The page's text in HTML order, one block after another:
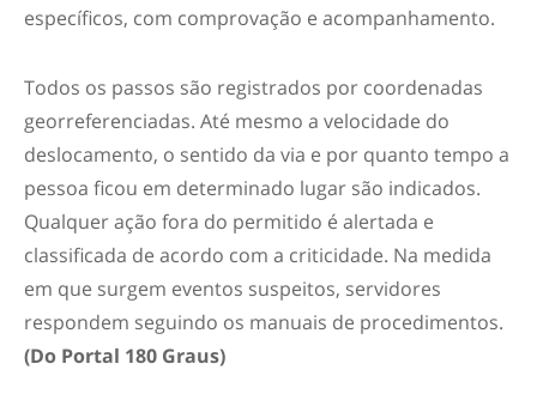
específicos, com comprovação e acompanhamento.
Todos os passos são registrados por coordenadas
georreferenciadas. Até mesmo a velocidade do
deslocamento, o sentido da via e por quanto tempo a
pessoa ficou em determinado lugar são indicados.
Qualquer ação fora do permitido é alertada e
classificada de acordo com a criticidade. Na medida
em que surgem eventos suspeitos, servidores
respondem seguindo os manuais de procedimentos.
(Do Portal 180 Graus)